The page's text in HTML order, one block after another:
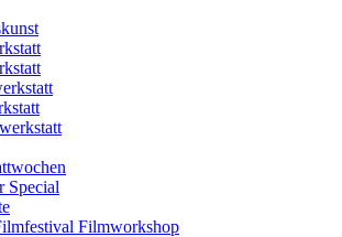
Special
Filmworkshop